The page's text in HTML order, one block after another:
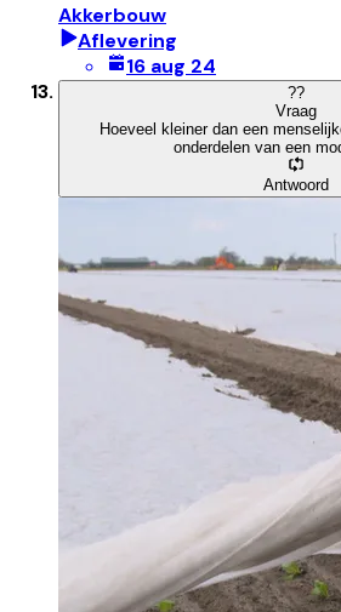
Akkerbouw
Aflevering
16 aug 24
??
Vraag
Hoeveel kleiner dan een
onderdelen van een
Antwoord